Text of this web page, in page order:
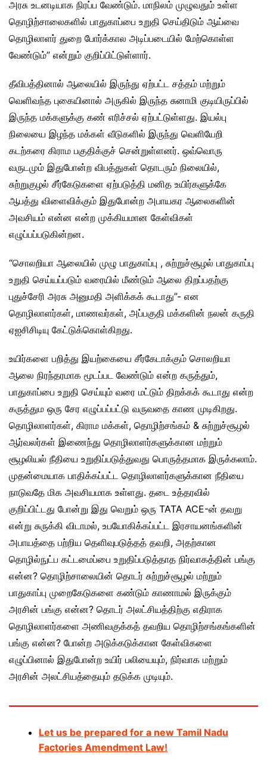
அரசு உடனடியாக நிரப்ப வேண்டும். மாநிலம் முழுவதும் உள்ள
தொழிற்சாலைகளில் பாதுகாப்பை உறுதி செய்திடும் ஆய்வை
தொழிலாளர் துறை போர்க்கால அடிப்படையில் மேற்கொள்ள
வேண்டும்” என்றும் குறிப்பிட்டுள்ளார்.
தீவிபத்தினால் ஆலையில் இருந்து ஏற்பட்ட சத்தம் மற்றும்
வெளிவந்த புகையினால் அருகில் இருந்த சுனாமி குடியிருப்பில்
இருந்த மக்களுக்கு கண் எரிச்சல் ஏற்பட்டுள்ளது. இயல்பு
நிலையை இழந்த மக்கள் வீடுகளில் இருந்து வெளியேறி
கடற்கரை கிராம பகுதிக்குச் சென்றுள்ளனர். ஒவ்வொரு
வருடமும் இதுபோன்ற விபத்துகள் தொடரும் நிலையில்,
சுற்றுகுழல் சீர்கேடுகளை ஏற்படுத்தி மனித உயிர்களுக்கே
ஆபத்து விளைவிக்கும் இதுபோன்ற அபாயகர ஆலைகளின்
அவசியம் என்ன என்ற முக்கியமான கேள்விகள்
எழுப்பப்படுகின்றன.
“சொலறியா ஆலையில் முழு பாதுகாப்பு , சுற்றுச்சூழல் பாதுகாப்பு
உறுதி செய்யப்படும் வரையில் மீண்டும் ஆலை திறப்பதற்கு
புதுச்சேரி அரசு அனுமதி அளிக்கக் கூடாது”- என
தொழிலாளர்கள், மாணவர்கள், அப்பகுதி மக்களின் நலன் கருதி
ஏஐசிசிடியு கேட்டுக்கொள்கிறது.
உயிர்களை பறித்து இயற்கையை சீர்கேடாக்கும் சொலறியா
ஆலை நிரந்தரமாக மூடப்பட வேண்டும் என்ற கருத்தும்,
பாதுகாப்பை உறுதி செய்யும் வரை மட்டும் திறக்கக் கூடாது என்ற
கருத்தும ஒரு சேர எழுப்பப்பட்டு வருவதை காண முடிகிறது.
தொழிலாளர்கள், கிராம மக்கள், தொழிற்சங்கம் & சுற்றுச்சூழல்
ஆர்வலர்கள் இணைந்து தொழிலாளர்களுக்கான மற்றும்
சூழலியல் நீதியை உறுதிப்படுத்துவது பொருத்தமாக இருக்கலாம்.
முதன்மையாக பாதிக்கப்பட்ட தொழிலாளர்களுக்கான நீதியை
நாடுவதே மிக அவசியமாக உள்ளது. தடை உத்தரவில்
குறிப்பிட்டது போன்று இது வெறும் ஒரு TATA ACE-ன் தவறு
என்று சுருக்கி விடாமல், உபயோகிக்கப்பட்ட இரசாயனங்களின்
அபாயத்தை பற்றிய தெளிவுபடுத்தத் தவறி, அதற்கான
தொழில்நுட்ப கட்டமைப்பை உறுதிப்படுத்தாத நிர்வாகத்தின் பங்கு
என்ன? தொழிற்சாலையின் தொடர் சுற்றுச்சூழல் மற்றும்
பாதுகாப்பு முறைகேடுகளை கண்டும் காணாமல் இருக்கும்
அரசின் பங்கு என்ன? தொடர் அலட்சியத்திற்கு எதிராக
தொழிலாளர்களை அணிவகுக்கத் தவறிய தொழிற்சங்கங்களின்
பங்கு என்ன? போன்ற அடுக்கடுக்கான கேள்விகளை
எழுப்பினால் இதுபோன்ற உயிர் பலியையும், நிர்வாக மற்றும்
அரசின் அலட்சியத்தையும் தடுக்க முடியும்.
Let us be prepared for a new Tamil Nadu
Factories Amendment Law!